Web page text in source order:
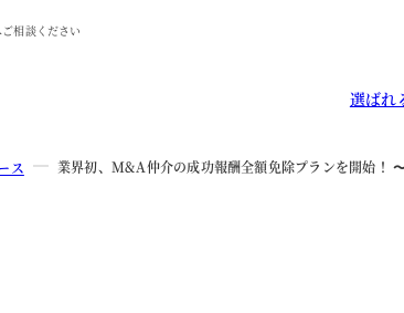
相談ください
選ばれ
ス 業界初、M&A仲介の成功報酬全額免除プランを開始！